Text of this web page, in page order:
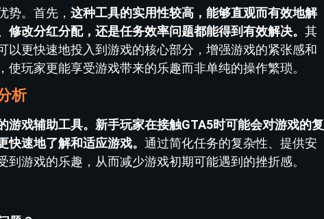
势。首先， 这种工具的实用性较高，能够直观而有效地解
改分红分配，还是任务效率问题都能得到有效解决。 其
更快速地投入到游戏的核心部分，增强游戏的紧张感和
玩家更能享受游戏带来的乐趣而非单纯的操作繁琐。
析
游戏辅助工具。新手玩家在接触GTA5时可能会对游戏的复
速地了解和适应游戏。 通过简化任务的复杂性、提供安
游戏的乐趣，从而减少游戏初期可能遇到的挫折感。